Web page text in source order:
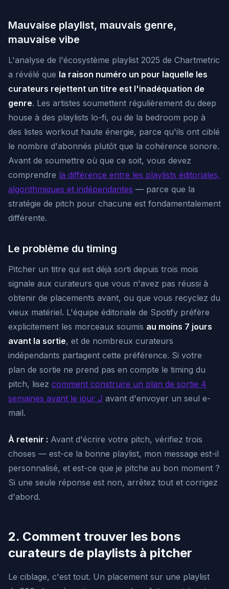
Mauvaise playlist, mauvais genre,
mauvaise vibe
L'analyse de l'écosystème playlist 2025 de Chartmetric
a révélé que la raison numéro un pour laquelle les
curateurs rejettent un titre est l'inadéquation de
genre. Les artistes soumettent régulièrement du deep
house à des playlists lo-fi, ou de la bedroom pop à
des listes workout haute énergie, parce qu'ils ont ciblé
le nombre d'abonnés plutôt que la cohérence sonore.
Avant de soumettre où que ce soit, vous devez
comprendre la différence entre les playlists éditoriales,
algorithmiques et indépendantes — parce que la
stratégie de pitch pour chacune est fondamentalement
différente.
Le problème du timing
Pitcher un titre qui est déjà sorti depuis trois mois
signale aux curateurs que vous n'avez pas réussi à
obtenir de placements avant, ou que vous recyclez du
vieux matériel. L'équipe éditoriale de Spotify préfère
explicitement les morceaux soumis au moins 7 jours
avant la sortie, et de nombreux curateurs
indépendants partagent cette préférence. Si votre
plan de sortie ne prend pas en compte le timing du
pitch, lisez comment construire un plan de sortie 4
semaines avant le jour J avant d'envoyer un seul e-
mail.
À retenir : Avant d'écrire votre pitch, vérifiez trois
choses — est-ce la bonne playlist, mon message est-il
personnalisé, et est-ce que je pitche au bon moment ?
Si une seule réponse est non, arrêtez tout et corrigez
d'abord.
2. Comment trouver les bons
curateurs de playlists à pitcher
Le ciblage, c'est tout. Un placement sur une playlist